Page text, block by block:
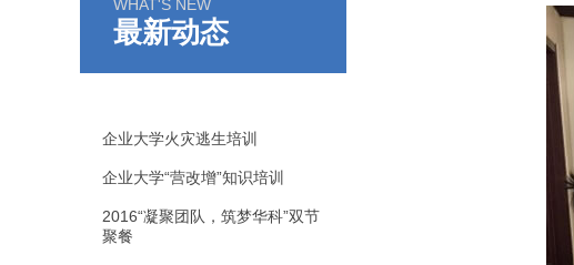
WHAT'S NEW
最新动态
企业大学火灾逃生培训
企业大学“营改增”知识培训
2016“凝聚团队，筑梦华科”双节
聚餐